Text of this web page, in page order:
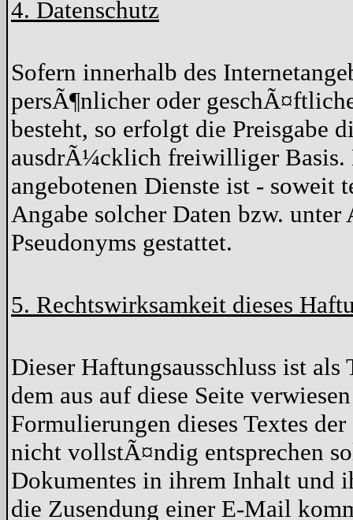
4. Datenschutz
Sofern innerhalb des
persÃ¶nlicher oder
besteht, so erfolgt die Preisgabe
ausdrÃ¼cklich freiwilliger Basis.
angebotenen Dienste ist - soweit
Angabe solcher Daten bzw.
Pseudonyms gestattet.
5. Rechtswirksamkeit dieses
Dieser Haftungsausschluss ist
dem aus auf diese Seite
Formulierungen dieses Textes
nicht vollstÃ¤ndig entsprechen
Dokumentes in ihrem Inhalt
die Zusendung einer E-Mail